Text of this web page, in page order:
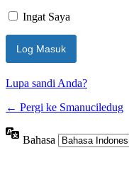
Ingat Saya
Lupa sandi Anda?
← Pergi ke Smanuciledug
Bahasa